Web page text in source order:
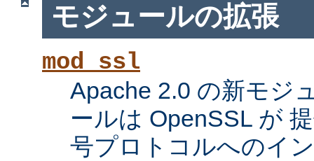
モジュールの拡張
mod_ssl
Apache 2.0 の新モジ
ールは OpenSSL が
号プロトコルへのイ